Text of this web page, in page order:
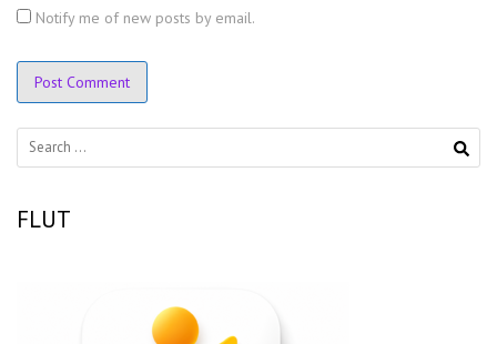
Notify me of new posts by email.
Search
for:
FLUT